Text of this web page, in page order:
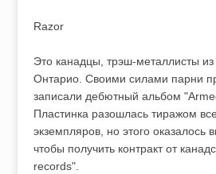
Razor
Это канадцы, трэш-металлисты
Онтарио. Своими силами парни
записали дебютный альбом
Пластинка разошлась тиражом
экземпляров, но этого оказалось
чтобы получить контракт от
records".